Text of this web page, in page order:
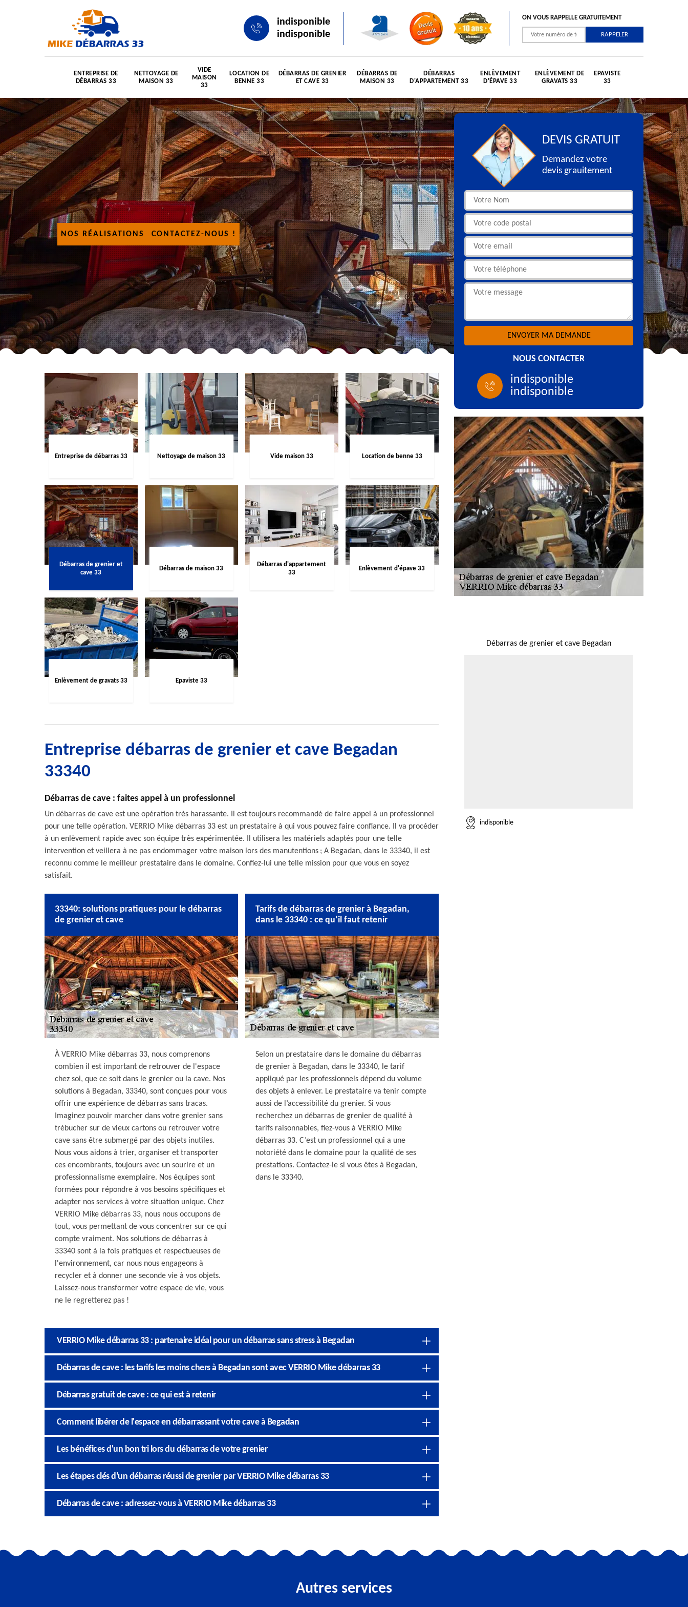
indisponible
indisponible
ON VOUS RAPPELLE GRATUITEMENT
ENTREPRISE DE
DÉBARRAS 33
NETTOYAGE DE
MAISON 33
VIDE
MAISON
33
LOCATION DE
BENNE 33
DÉBARRAS DE GRENIER
ET CAVE 33
DÉBARRAS DE
MAISON 33
DÉBARRAS
D'APPARTEMENT 33
ENLÈVEMENT
D'ÉPAVE 33
ENLÈVEMENT DE
GRAVATS 33
EPAVISTE
33
NOS RÉALISATIONS CONTACTEZ-NOUS !
Entreprise de débarras 33 Nettoyage de maison 33 Vide maison 33 Location de benne 33
Débarras de grenier et
cave 33
Débarras de maison 33
Débarras d'appartement
33
Enlèvement d'épave 33
Enlèvement de gravats 33 Epaviste 33
Entreprise débarras de grenier et cave Begadan
33340
Débarras de cave : faites appel à un professionnel
Un débarras de cave est une opération très harassante. Il est toujours recommandé de faire appel à un professionnel
pour une telle opération. VERRIO Mike débarras 33 est un prestataire à qui vous pouvez faire confiance. Il va procéder
à un enlèvement rapide avec son équipe très expérimentée. Il utilisera les matériels adaptés pour une telle
intervention et veillera à ne pas endommager votre maison lors des manutentions ; A Begadan, dans le 33340, il est
reconnu comme le meilleur prestataire dans le domaine. Confiez-lui une telle mission pour que vous en soyez
satisfait.
33340: solutions pratiques pour le débarras
de grenier et cave
À VERRIO Mike débarras 33, nous comprenons
combien il est important de retrouver de l'espace
chez soi, que ce soit dans le grenier ou la cave. Nos
solutions à Begadan, 33340, sont conçues pour vous
offrir une expérience de débarras sans tracas.
Imaginez pouvoir marcher dans votre grenier sans
trébucher sur de vieux cartons ou retrouver votre
cave sans être submergé par des objets inutiles.
Nous vous aidons à trier, organiser et transporter
ces encombrants, toujours avec un sourire et un
professionnalisme exemplaire. Nos équipes sont
formées pour répondre à vos besoins spécifiques et
adapter nos services à votre situation unique. Chez
VERRIO Mike débarras 33, nous nous occupons de
tout, vous permettant de vous concentrer sur ce qui
compte vraiment. Nos solutions de débarras à
33340 sont à la fois pratiques et respectueuses de
l'environnement, car nous nous engageons à
recycler et à donner une seconde vie à vos objets.
Laissez-nous transformer votre espace de vie, vous
ne le regretterez pas !
Tarifs de débarras de grenier à Begadan,
dans le 33340 : ce qu’il faut retenir
Selon un prestataire dans le domaine du débarras
de grenier à Begadan, dans le 33340, le tarif
appliqué par les professionnels dépend du volume
des objets à enlever. Le prestataire va tenir compte
aussi de l’accessibilité du grenier. Si vous
recherchez un débarras de grenier de qualité à
tarifs raisonnables, fiez-vous à VERRIO Mike
débarras 33. C’est un professionnel qui a une
notoriété dans le domaine pour la qualité de ses
prestations. Contactez-le si vous êtes à Begadan,
dans le 33340.
VERRIO Mike débarras 33 : partenaire idéal pour un débarras sans stress à Begadan
Débarras de cave : les tarifs les moins chers à Begadan sont avec VERRIO Mike débarras 33
Débarras gratuit de cave : ce qui est à retenir
Comment libérer de l'espace en débarrassant votre cave à Begadan
Les bénéfices d'un bon tri lors du débarras de votre grenier
Les étapes clés d'un débarras réussi de grenier par VERRIO Mike débarras 33
Débarras de cave : adressez-vous à VERRIO Mike débarras 33
DEVIS GRATUIT
Demandez votre
devis grauitement
NOUS CONTACTER
indisponible
indisponible
Débarras de grenier et cave Begadan
indisponible
Autres services